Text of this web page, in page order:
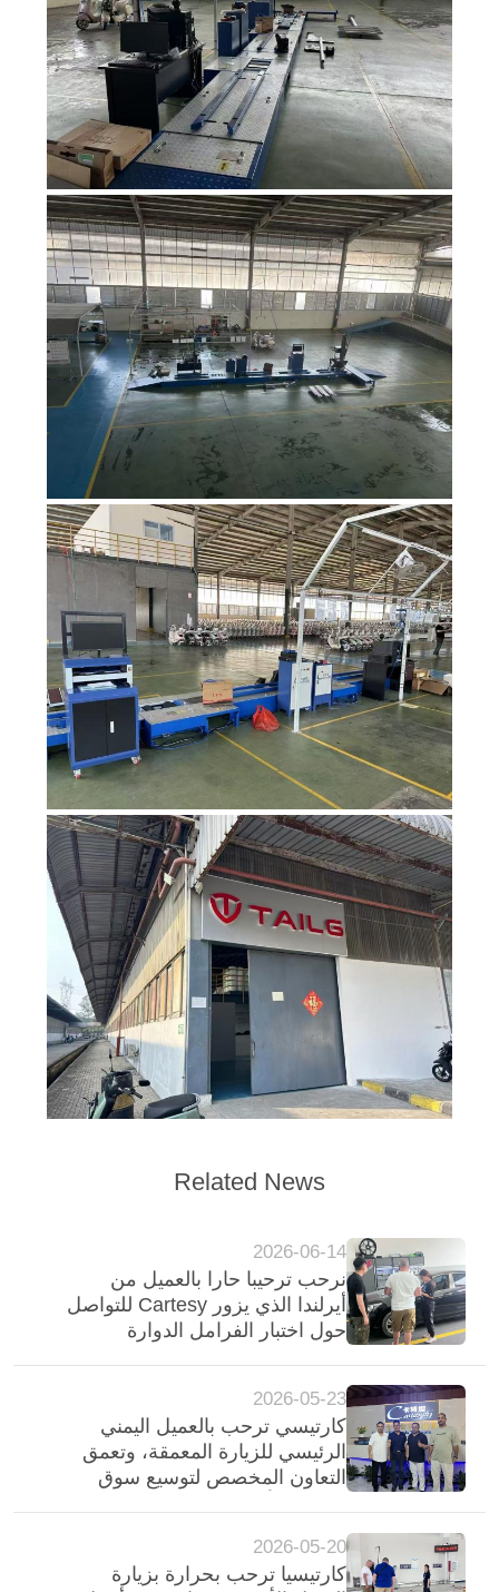
Related News
2026-06-14
نرحب ترحيبا حارا بالعميل من
أيرلندا الذي يزور Cartesy للتواصل
حول اختبار الفرامل الدوارة
2026-05-23
كارتيسي ترحب بالعميل اليمني
الرئيسي للزيارة المعمقة، وتعمق
التعاون المخصص لتوسيع سوق
2026-05-20
كارتيسيا ترحب بحرارة بزيارة